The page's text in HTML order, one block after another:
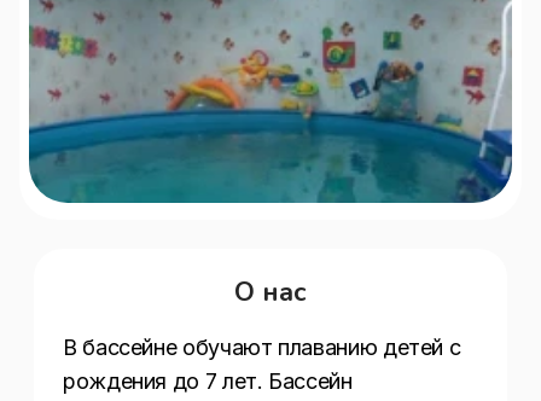
О нас
В бассейне обучают плаванию детей с
рождения до 7 лет. Бассейн